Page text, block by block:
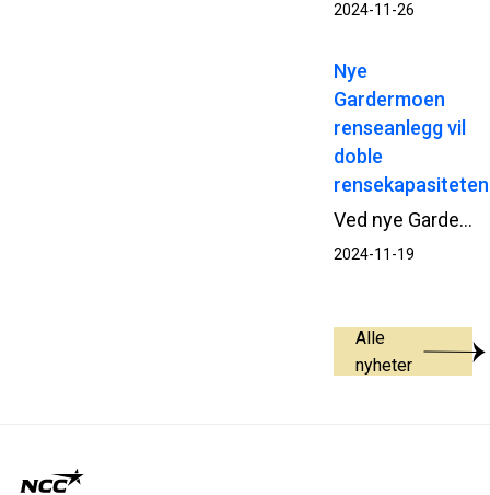
2024-11-26
Nye
Gardermoen
renseanlegg vil
doble
rensekapasiteten
Ved nye Gardermoen renseanlegg er både selve bygganlegget og utomhusarbeider ferdigstilt av NCC. I høst testes anlegget for å se at alt fungerer som det skal, fram til planlagt driftssettelse i januar 2025.
2024-11-19
Alle
nyheter